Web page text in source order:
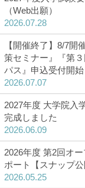
（12
サークル
3D&360°
キャンパ
HOKUSEI
一人暮ら
学費・
（Web出願）
2026.07.28
【開催終了】8/7開
策セミナー』『第
パス』申込受付開始
2026.07.07
2027年度 大学院入
完成しました
2026.06.09
2026年度 第2回オ
ポート【スナップ公
2026.05.25